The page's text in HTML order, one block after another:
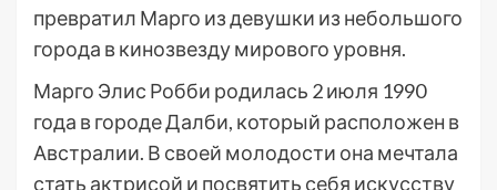
превратил Марго из девушки из небольшого
города в кинозвезду мирового уровня.
Марго Элис Робби родилась 2 июля 1990
года в городе Далби, который расположен в
Австралии. В своей молодости она мечтала
стать актрисой и посвятить себя искусству